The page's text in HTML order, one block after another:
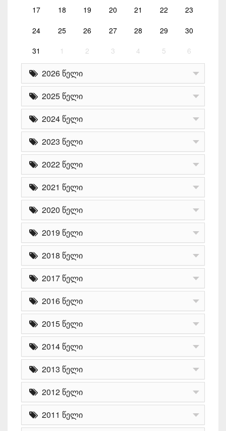
17 18 19 20 21 22 23
24 25 26 27 28 29 30
31 1 2 3 4 5 6
2026 წელი
2025 წელი
2024 წელი
2023 წელი
2022 წელი
2021 წელი
2020 წელი
2019 წელი
2018 წელი
2017 წელი
2016 წელი
2015 წელი
2014 წელი
2013 წელი
2012 წელი
2011 წელი